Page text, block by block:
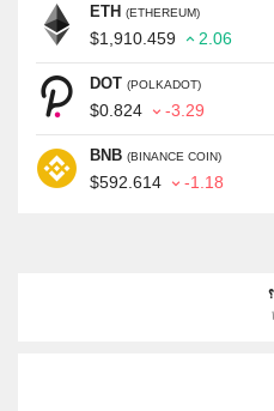
ETH (ETHEREUM)
$1,910.459 2.06
DOT (POLKADOT)
$0.824 -3.29
BNB (BINANCE COIN)
$592.614 -1.18